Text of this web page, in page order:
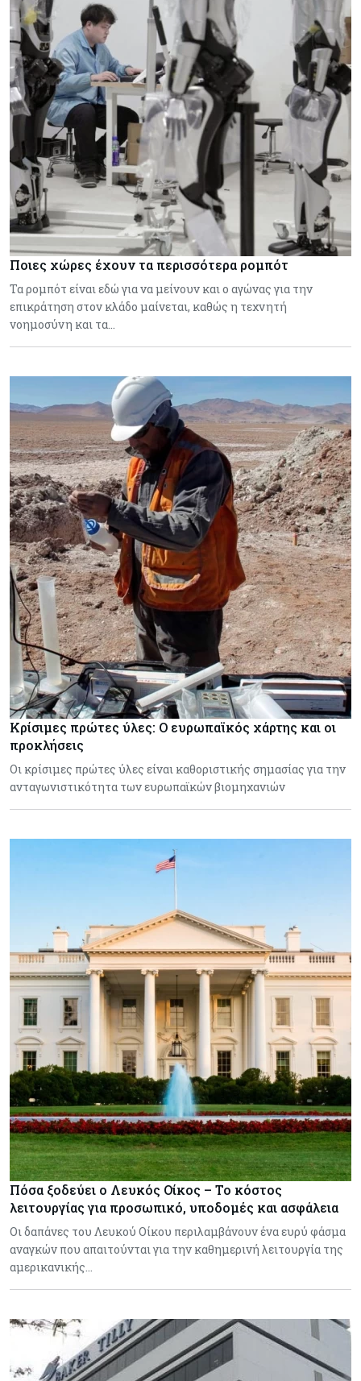
Ποιες χώρες έχουν τα περισσότερα ρομπότ
Τα ρομπότ είναι εδώ για να μείνουν και ο αγώνας για την
επικράτηση στον κλάδο μαίνεται, καθώς η τεχνητή
νοημοσύνη και τα…
Κρίσιμες πρώτες ύλες: Ο ευρωπαϊκός χάρτης και οι
προκλήσεις
Οι κρίσιμες πρώτες ύλες είναι καθοριστικής σημασίας για την
ανταγωνιστικότητα των ευρωπαϊκών βιομηχανιών
Πόσα ξοδεύει ο Λευκός Οίκος – Το κόστος
λειτουργίας για προσωπικό, υποδομές και ασφάλεια
Οι δαπάνες του Λευκού Οίκου περιλαμβάνουν ένα ευρύ φάσμα
αναγκών που απαιτούνται για την καθημερινή λειτουργία της
αμερικανικής…